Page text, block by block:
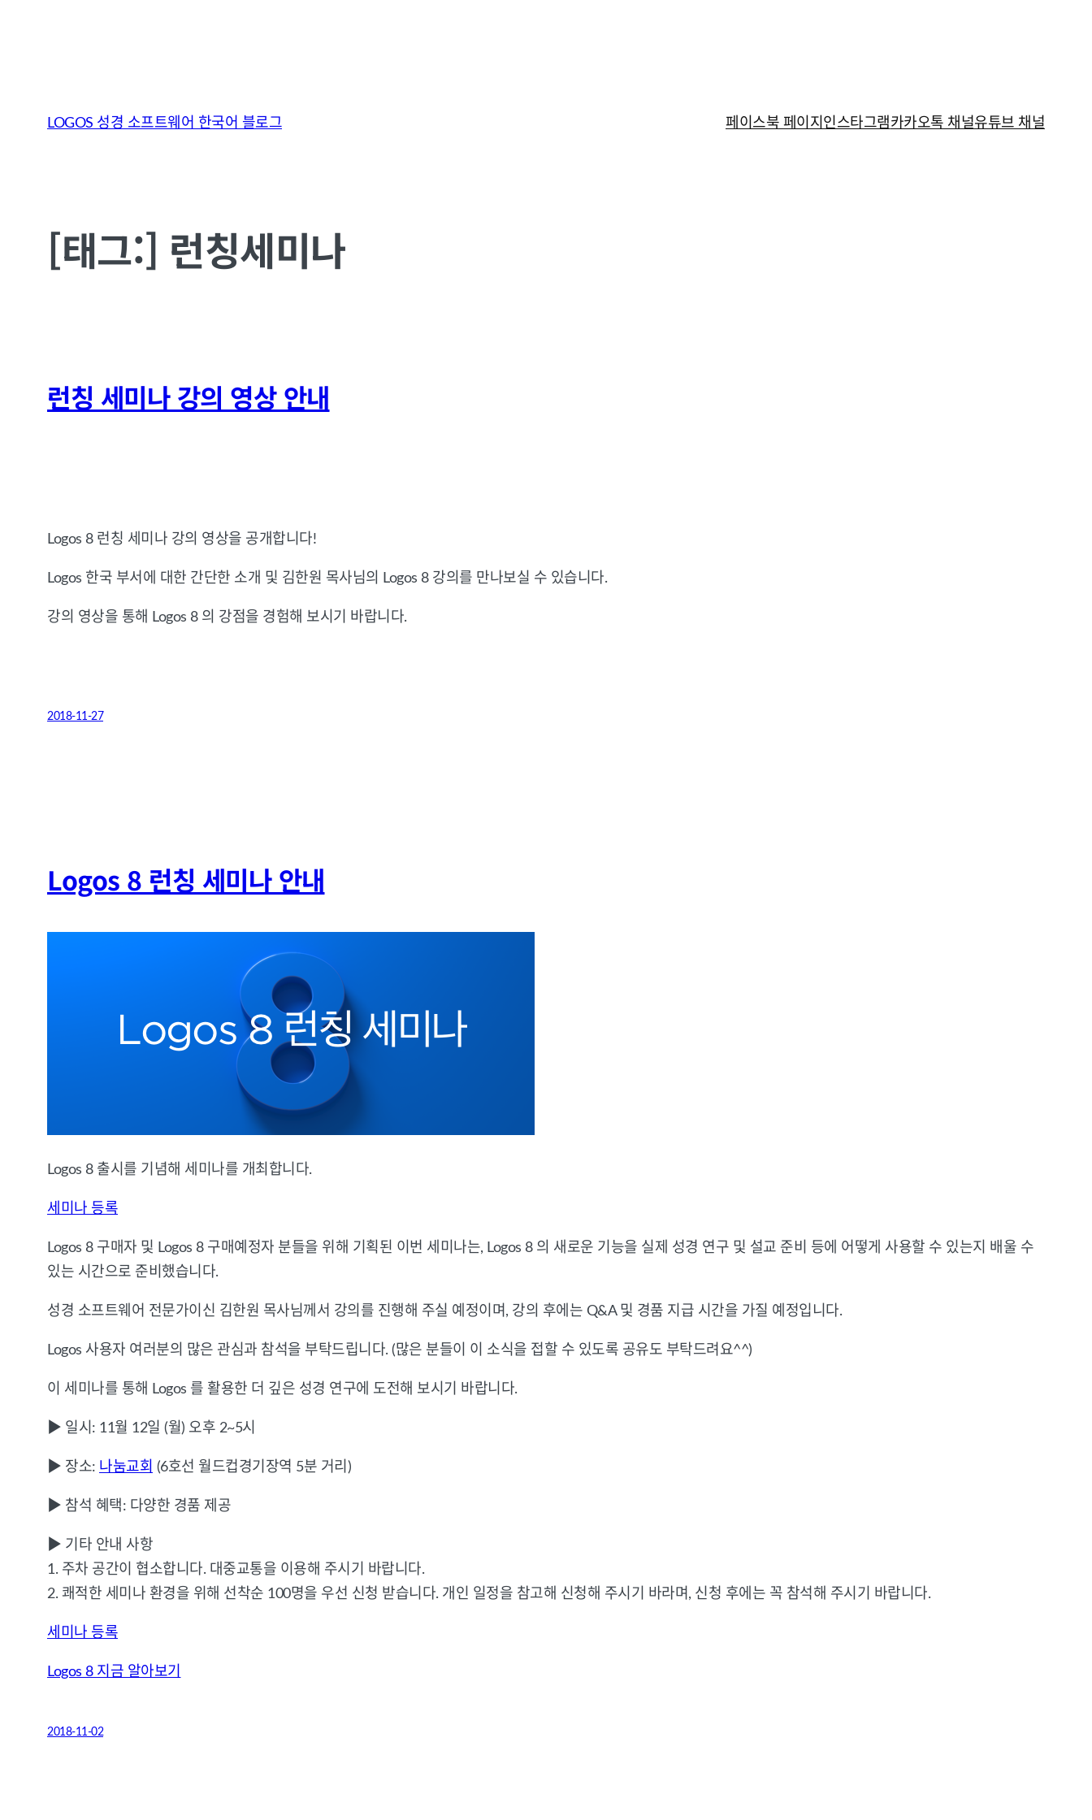
LOGOS 성경 소프트웨어 한국어 블로그 페이스북 페이지 인스타그램카카오톡 채널유튜브 채널
[태그:] 런칭세미나
런칭 세미나 강의 영상 안내
Logos 8 런칭 세미나 강의 영상을 공개합니다!
Logos 한국 부서에 대한 간단한 소개 및 김한원 목사님의 Logos 8 강의를 만나보실 수 있습니다.
강의 영상을 통해 Logos 8 의 강점을 경험해 보시기 바랍니다.
2018-11-27
Logos 8 런칭 세미나 안내
Logos 8 출시를 기념해 세미나를 개최합니다.
세미나 등록
Logos 8 구매자 및 Logos 8 구매예정자 분들을 위해 기획된 이번 세미나는, Logos 8 의 새로운 기능을 실제 성경 연구 및 설교 준비 등에 어떻게 사용할 수 있는지 배울 수
있는 시간으로 준비했습니다.
성경 소프트웨어 전문가이신 김한원 목사님께서 강의를 진행해 주실 예정이며, 강의 후에는 Q&A 및 경품 지급 시간을 가질 예정입니다.
Logos 사용자 여러분의 많은 관심과 참석을 부탁드립니다. (많은 분들이 이 소식을 접할 수 있도록 공유도 부탁드려요^^)
이 세미나를 통해 Logos 를 활용한 더 깊은 성경 연구에 도전해 보시기 바랍니다.
▶ 일시: 11월 12일 (월) 오후 2~5시
▶ 장소: 나눔교회 (6호선 월드컵경기장역 5분 거리)
▶ 참석 혜택: 다양한 경품 제공
▶ 기타 안내 사항
1. 주차 공간이 협소합니다. 대중교통을 이용해 주시기 바랍니다.
2. 쾌적한 세미나 환경을 위해 선착순 100명을 우선 신청 받습니다. 개인 일정을 참고해 신청해 주시기 바라며, 신청 후에는 꼭 참석해 주시기 바랍니다.
세미나 등록
Logos 8 지금 알아보기
2018-11-02